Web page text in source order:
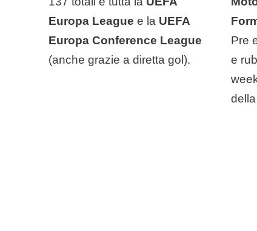
Europa League e la UEFA
Europa Conference League
(anche grazie a diretta gol).
Pre
e